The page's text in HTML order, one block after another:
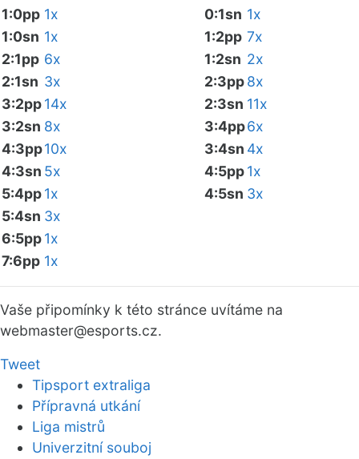
1:0pp 1x
1:0sn 1x
2:1pp 6x
2:1sn 3x
3:2pp14x
3:2sn 8x
4:3pp10x
4:3sn 5x
5:4pp1x
5:4sn 3x
6:5pp1x
7:6pp 1x
0:1sn 1x
1:2pp 7x
1:2sn 2x
2:3pp8x
2:3sn 11x
3:4pp6x
3:4sn 4x
4:5pp1x
4:5sn 3x
Vaše připomínky k této stránce uvítáme na
webmaster@esports.cz.
Tweet
Tipsport extraliga
Přípravná utkání
Liga mistrů
Univerzitní souboj